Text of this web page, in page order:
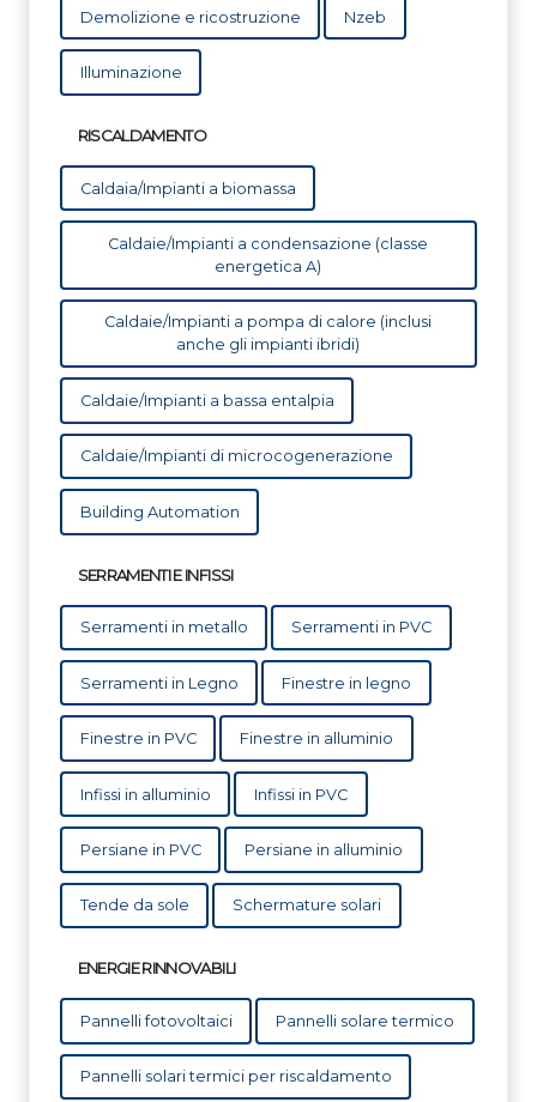
Demolizione e ricostruzione Nzeb
Illuminazione
RISCALDAMENTO
Caldaia/Impianti a biomassa
Caldaie/Impianti a condensazione (classe
energetica A)
Caldaie/Impianti a pompa di calore (inclusi
anche gli impianti ibridi)
Caldaie/Impianti a bassa entalpia
Caldaie/Impianti di microcogenerazione
Building Automation
SERRAMENTI E INFISSI
Serramenti in metallo Serramenti in PVC
Serramenti in Legno Finestre in legno
Finestre in PVC Finestre in alluminio
Infissi in alluminio Infissi in PVC
Persiane in PVC Persiane in alluminio
Tende da sole Schermature solari
ENERGIE RINNOVABILI
Pannelli fotovoltaici Pannelli solare termico
Pannelli solari termici per riscaldamento